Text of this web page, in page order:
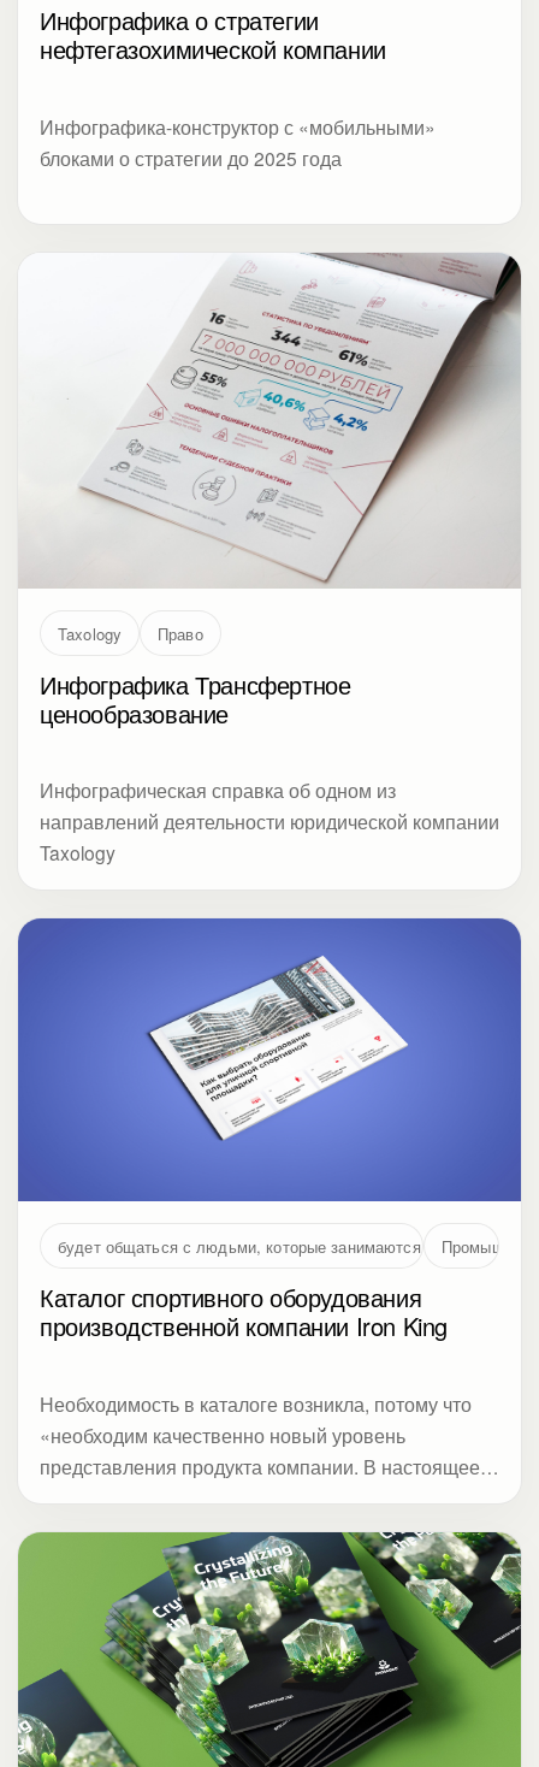
Инфографика о стратегии
нефтегазохимической компании
Инфографика-конструктор с «мобильными»
блоками о стратегии до 2025 года
Taxology Право
Инфографика Трансфертное
ценообразование
Инфографическая справка об одном из
направлений деятельности юридической компании
Taxology
будет общаться с людьми, которые занимаются
Каталог спортивного оборудования
производственной компании Iron King
Необходимость в каталоге возникла, потому что
«необходим качественно новый уровень
представления продукта компании. В настоящее
производственной компании смещается в сторону